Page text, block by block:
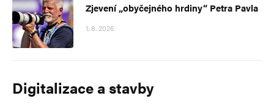
Zjevení „obyčejného hrdiny“ Petra Pavla
1. 8. 2026
Digitalizace a stavby